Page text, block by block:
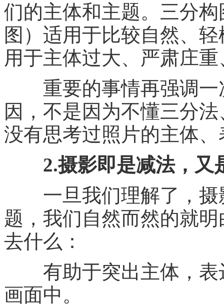
们的主体和主题。三分
图）适用于比较自然、
用于主体过大、严肃庄
重要的事情再强调一
因，不是因为不懂三分
没有思考过照片的主体
2.摄影即是减法，又
一旦我们理解了，摄
题，我们自然而然的就
去什么：
有助于突出主体，表
画面中。